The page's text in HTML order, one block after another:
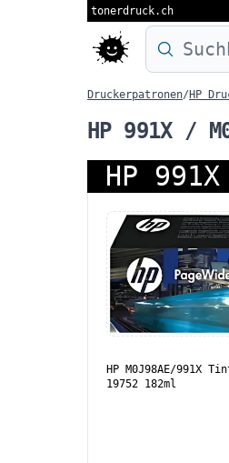
tonerdruck.ch
Druckerpatronen/ HP
HP 991X /
HP
HP M0J98AE/991X
19752 182ml